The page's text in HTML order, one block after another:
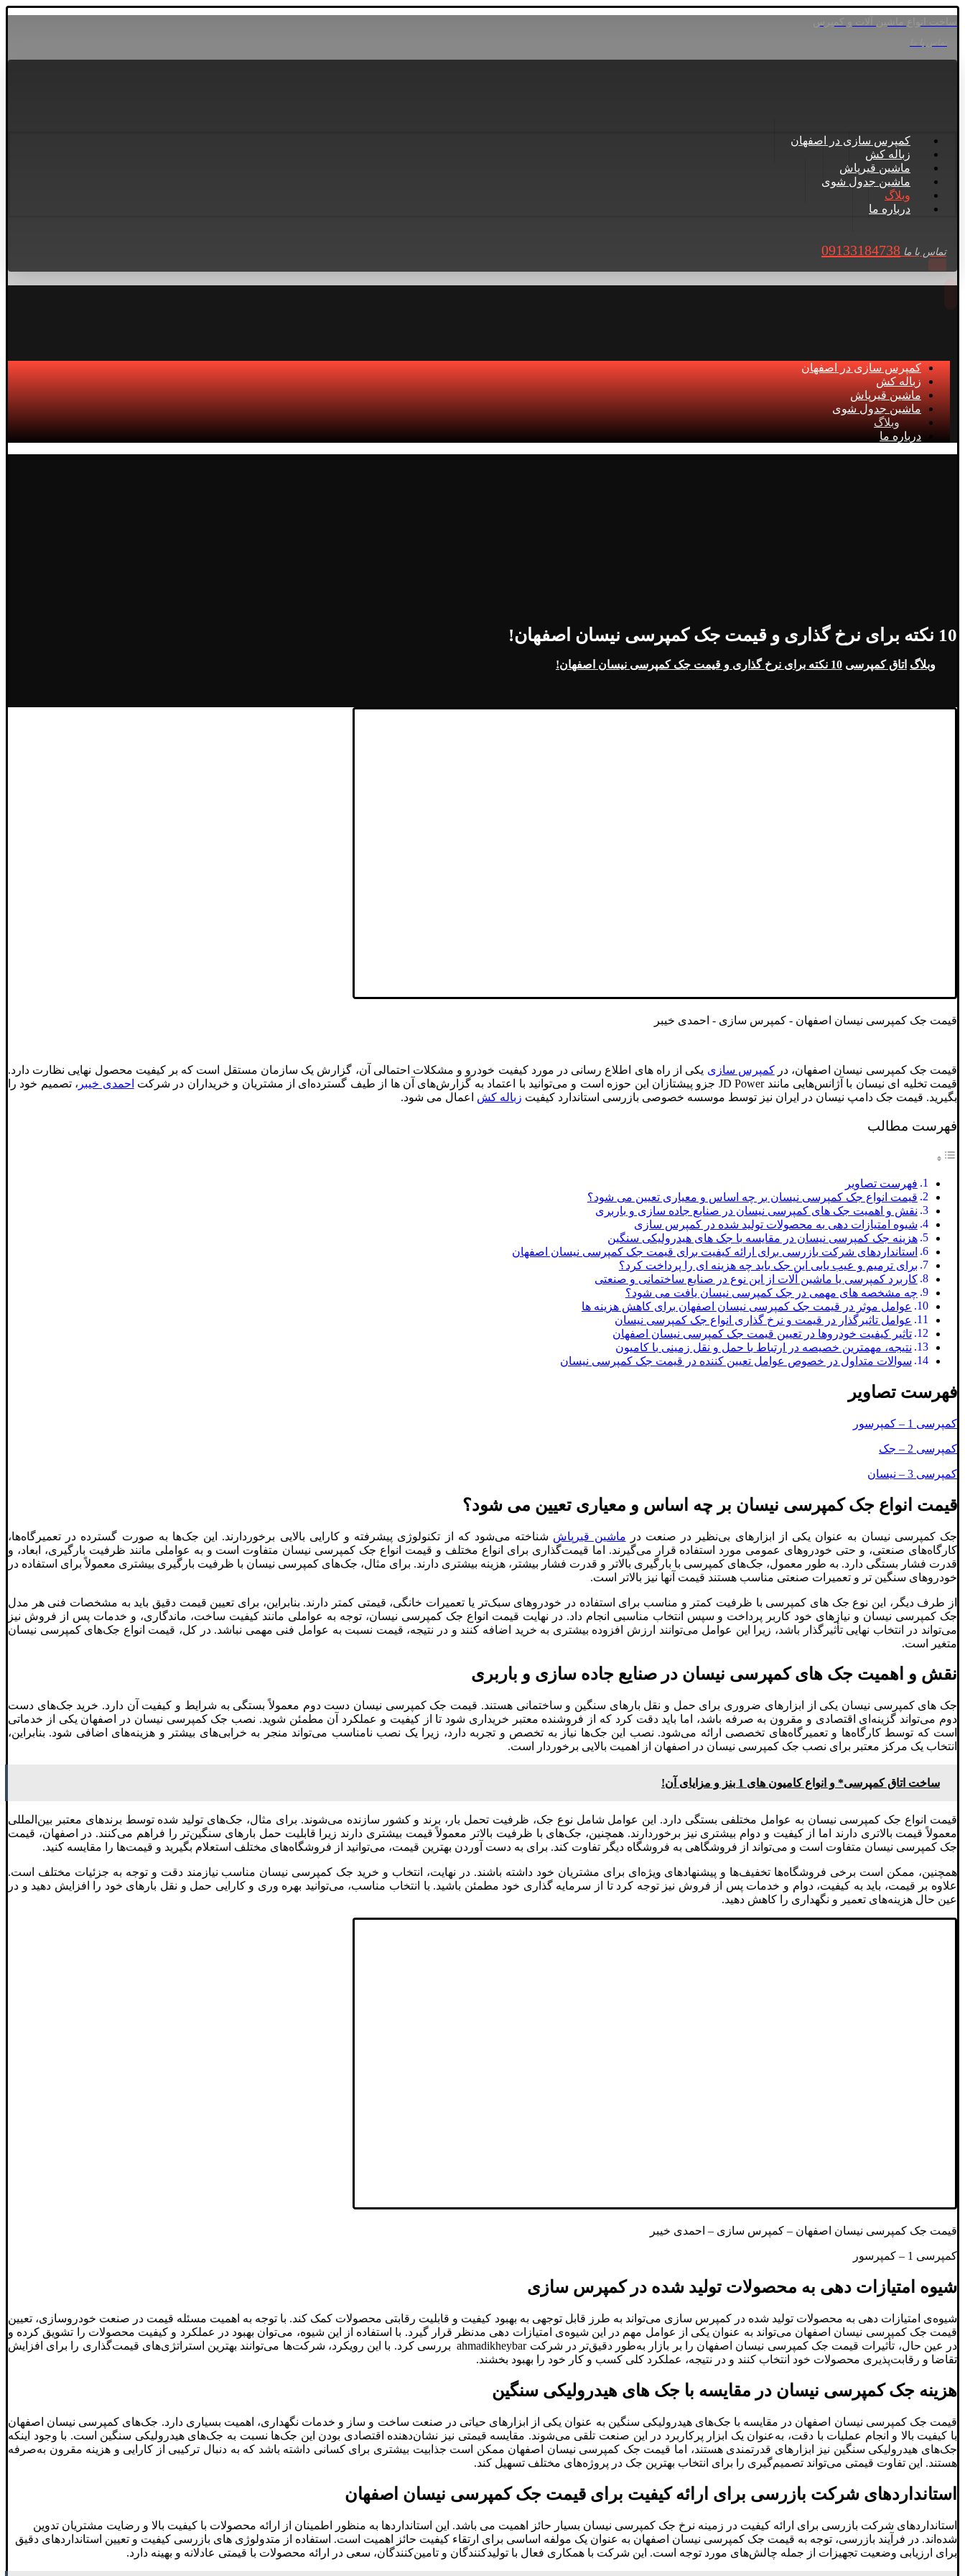
ساخت انواع ماشین آلات و کمپرس
کمپرس سازی در اصفهان
زباله کش
ماشین قیرپاش
ماشین جدول شوی
وبلاگ
درباره ما
تماس با ما 09133184738
کمپرس سازی در اصفهان
زباله کش
ماشین قیرپاش
ماشین جدول شوی
وبلاگ
درباره ما
10 نکته برای نرخ گذاری و قیمت جک کمپرسی نیسان اصفهان!
وبلاگ اتاق کمپرسی 10 نکته برای نرخ گذاری و قیمت جک کمپرسی نیسان اصفهان!
قیمت جک کمپرسی نیسان اصفهان - کمپرس سازی - احمدی خیبر
قیمت جک کمپرسی نیسان اصفهان، درکمپرس سازی یکی از راه های اطلاع رسانی در مورد کیفیت خودرو و مشکلات احتمالی آن، گزارش یک سازمان مستقل است که بر کیفیت محصول نهایی نظارت دارد.
قیمت تخلیه‌ ای نیسان با آژانس‌هایی مانند JD Power جزو پیشتازان این حوزه است و می‌توانید با اعتماد به گزارش‌های آن‌ ها از طیف گسترده‌ای از مشتریان و خریداران در شرکت
احمدی خیبر ، تصمیم خود را
بگیرید. قیمت جک دامپ نیسان در ایران نیز توسط موسسه خصوصی بازرسی استاندارد کیفیت زباله کش اعمال می شود.
فهرست مطالب
فهرست تصاویر
قیمت انواع جک کمپرسی نیسان بر چه اساس و معیاری تعیین می شود؟
نقش و اهمیت جک‌ های کمپرسی نیسان در صنایع جاده سازی و باربری
شیوه امتیازات دهی به محصولات تولید شده در کمپرس سازی
هزینه جک کمپرسی نیسان در مقایسه با جک های هیدرولیکی سنگین
استانداردهای شرکت بازرسی برای ارائه کیفیت برای قیمت جک کمپرسی نیسان اصفهان
برای ترمیم و عیب یابی این جک باید چه هزینه ای را پرداخت کرد؟
کاربرد کمپرسی یا ماشین آلات از این نوع در صنایع ساختمانی و صنعتی
چه مشخصه های مهمی در جک کمپرسی نیسان یافت می شود؟
عوامل موثر در قیمت جک کمپرسی نیسان اصفهان برای کاهش هزینه ها
عوامل تاثیرگذار در قیمت و نرخ گذاری انواع جک کمپرسی نیسان
تاثیر کیفیت خودروها در تعیین قیمت جک کمپرسی نیسان اصفهان
نتیجه، مهمترین خصیصه در ارتباط با حمل و نقل زمینی با کامیون
سوالات متداول در خصوص عوامل تعیین کننده در قیمت جک کمپرسی نیسان
فهرست تصاویر
کمپرسی 1 – کمپرسور
کمپرسی 2 – جک
کمپرسی 3 – نیسان
قیمت انواع جک کمپرسی نیسان بر چه اساس و معیاری تعیین می شود؟
جک‌ کمپرسی نیسان به عنوان یکی از ابزارهای بی‌نظیر در صنعتدر ماشین قیرپاش شناخته می‌شود که از تکنولوژی پیشرفته و کارایی بالایی برخوردارند. این جک‌ها به صورت گسترده در تعمیرگاه‌ها،
کارگاه‌های صنعتی، و حتی خودروهای عمومی مورد استفاده قرار می‌گیرند. اما قیمت‌گذاری برای انواع مختلف و قیمت انواع جک‌ کمپرسی نیسان متفاوت است و به عواملی مانند ظرفیت بارگیری، ابعاد، و
قدرت فشار بستگی دارد. به طور معمول، جک‌های کمپرسی با بارگیری بالاتر و قدرت فشار بیشتر، هزینه بیشتری دارند. برای مثال، جک‌های کمپرسی نیسان با ظرفیت بارگیری بیشتری معمولاً برای استفاده در
خودروهای سنگین تر و تعمیرات صنعتی مناسب هستند قیمت آنها نیز بالاتر است.
از طرف دیگر، این نوع جک ‌های کمپرسی با ظرفیت کمتر و مناسب برای استفاده در خودروهای سبک‌تر یا تعمیرات خانگی، قیمتی کمتر دارند. بنابراین، برای تعیین قیمت دقیق باید به مشخصات فنی هر مدل
جک کمپرسی نیسان و نیازهای خود کاربر پرداخت و سپس انتخاب مناسبی انجام داد. در نهایت قیمت انواع جک کمپرسی نیسان، توجه به عواملی مانند کیفیت ساخت، ماندگاری، و خدمات پس از فروش نیز
می‌تواند در انتخاب نهایی تأثیرگذار باشد، زیرا این عوامل می‌توانند ارزش افزوده بیشتری به خرید اضافه کنند و در نتیجه، قیمت نسبت به عوامل فنی مهمی نباشد. در کل، قیمت انواع جک‌های کمپرسی نیسان
متغیر است.
نقش و اهمیت جک‌ های کمپرسی نیسان در صنایع جاده سازی و باربری
جک‌ های کمپرسی نیسان یکی از ابزارهای ضروری برای حمل و نقل بارهای سنگین و ساختمانی هستند. قیمت جک کمپرسی نیسان دست دوم معمولاً بستگی به شرایط و کیفیت آن دارد. خرید جک‌های دست
دوم می‌تواند گزینه‌ای اقتصادی و مقرون به صرفه باشد، اما باید دقت کرد که از فروشنده معتبر خریداری شود تا از کیفیت و عملکرد آن مطمئن شوید. نصب جک کمپرسی نیسان در اصفهان یکی از خدماتی
است که توسط کارگاه‌ها و تعمیرگاه‌های تخصصی ارائه می‌شود. نصب این جک‌ها نیاز به تخصص و تجربه دارد، زیرا یک نصب نامناسب می‌تواند منجر به خرابی‌های بیشتر و هزینه‌های اضافی شود. بنابراین،
انتخاب یک مرکز معتبر برای نصب جک کمپرسی نیسان در اصفهان از اهمیت بالایی برخوردار است.
ساخت اتاق کمپرسی* و انواع کامیون های 1 بنز و مزایای آن!
قیمت انواع جک کمپرسی نیسان به عوامل مختلفی بستگی دارد. این عوامل شامل نوع جک، ظرفیت تحمل بار، برند و کشور سازنده می‌شوند. برای مثال، جک‌های تولید شده توسط برندهای معتبر بین‌المللی
معمولاً قیمت بالاتری دارند اما از کیفیت و دوام بیشتری نیز برخوردارند. همچنین، جک‌های با ظرفیت بالاتر معمولاً قیمت بیشتری دارند زیرا قابلیت حمل بارهای سنگین‌تر را فراهم می‌کنند. در اصفهان، قیمت
جک کمپرسی نیسان متفاوت است و می‌تواند از فروشگاهی به فروشگاه دیگر تفاوت کند. برای به دست آوردن بهترین قیمت، می‌توانید از فروشگاه‌های مختلف استعلام بگیرید و قیمت‌ها را مقایسه کنید.
همچنین، ممکن است برخی فروشگاه‌ها تخفیف‌ها و پیشنهادهای ویژه‌ای برای مشتریان خود داشته باشند. در نهایت، انتخاب و خرید جک کمپرسی نیسان مناسب نیازمند دقت و توجه به جزئیات مختلف است.
علاوه بر قیمت، باید به کیفیت، دوام و خدمات پس از فروش نیز توجه کرد تا از سرمایه‌ گذاری خود مطمئن باشید. با انتخاب مناسب، می‌توانید بهره‌ وری و کارایی حمل و نقل بارهای خود را افزایش دهید و در
عین حال هزینه‌های تعمیر و نگهداری را کاهش دهید.
قیمت جک کمپرسی نیسان اصفهان – کمپرس سازی – احمدی خیبر
کمپرسی 1 – کمپرسور
شیوه امتیازات دهی به محصولات تولید شده در کمپرس سازی
شیوه‌ی امتیازات دهی به محصولات تولید شده در کمپرس سازی می‌تواند به طرز قابل توجهی به بهبود کیفیت و قابلیت رقابتی محصولات کمک کند. با توجه به اهمیت مسئله قیمت در صنعت خودروسازی، تعیین
قیمت جک کمپرسی نیسان اصفهان می‌تواند به عنوان یکی از عوامل مهم در این شیوه‌ی امتیازات دهی مدنظر قرار گیرد. با استفاده از این شیوه، می‌توان بهبود در عملکرد و کیفیت محصولات را تشویق کرده و
در عین حال، تأثیرات قیمت جک کمپرسی نیسان اصفهان را بر بازار به‌طور دقیق‌تر در شرکت ahmadikheybar بررسی کرد. با این رویکرد، شرکت‌ها می‌توانند بهترین استراتژی‌های قیمت‌گذاری را برای افزایش
تقاضا و رقابت‌پذیری محصولات خود انتخاب کنند و در نتیجه، عملکرد کلی کسب و کار خود را بهبود بخشند.
هزینه جک کمپرسی نیسان در مقایسه با جک های هیدرولیکی سنگین
قیمت جک کمپرسی نیسان اصفهان در مقایسه با جک‌های هیدرولیکی سنگین به عنوان یکی از ابزارهای حیاتی در صنعت ساخت و ساز و خدمات نگهداری، اهمیت بسیاری دارد. جک‌های کمپرسی نیسان اصفهان
با کیفیت بالا و انجام عملیات با دقت، به‌عنوان یک ابزار پرکاربرد در این صنعت تلقی می‌شوند. مقایسه قیمتی نیز نشان‌دهنده اقتصادی بودن این جک‌ها نسبت به جک‌های هیدرولیکی سنگین است. با وجود اینکه
جک‌های هیدرولیکی سنگین نیز ابزارهای قدرتمندی هستند، اما قیمت جک کمپرسی نیسان اصفهان ممکن است جذابیت بیشتری برای کسانی داشته باشد که به دنبال ترکیبی از کارایی و هزینه مقرون به‌صرفه
هستند. این تفاوت قیمتی می‌تواند تصمیم‌گیری را برای انتخاب بهترین جک در پروژه‌های مختلف تسهیل کند.
استانداردهای شرکت بازرسی برای ارائه کیفیت برای قیمت جک کمپرسی نیسان اصفهان
استانداردهای شرکت بازرسی برای ارائه کیفیت در زمینه نرخ جک کمپرسی نیسان بسیار حائز اهمیت می باشد. این استانداردها به منظور اطمینان از ارائه محصولات با کیفیت بالا و رضایت مشتریان تدوین
شده‌اند. در فرآیند بازرسی، توجه به قیمت جک کمپرسی نیسان اصفهان به عنوان یک مولفه اساسی برای ارتقاء کیفیت حائز اهمیت است. استفاده از متدولوژی‌ های بازرسی کیفیت و تعیین استانداردهای دقیق
برای ارزیابی وضعیت تجهیزات از جمله چالش‌های مورد توجه است. این شرکت با همکاری فعال با تولیدکنندگان و تامین‌کنندگان، سعی در ارائه محصولات با قیمتی عادلانه و بهینه دارد.